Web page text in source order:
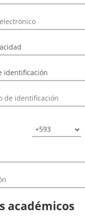
académicos